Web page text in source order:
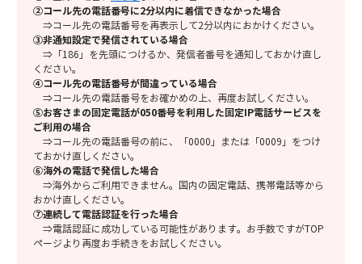
②コール先の電話番号に2分以内に着信できなかった場合
⇒コール先の電話番号を再表示して2分以内におかけください。
③非通知設定で発信されている場合
⇒「186」を先頭につけるか、発信者番号を通知しておかけ直し
ください。
④コール先の電話番号が間違っている場合
⇒コール先の電話番号をお確かめの上、再度お試しください。
⑤お客さまの固定電話が050番号を利用した固定IP電話サービスを
ご利用の場合
⇒コール先の電話番号の前に、「0000」または「0009」をつけ
ておかけ直しください。
⑥海外の電話で発信した場合
⇒海外からご利用できません。国内の固定電話、携帯電話等から
おかけ直しください。
⑦連続して電話認証を行った場合
⇒電話認証に成功している可能性があります。お手数ですがTOP
ページより再度お手続きをお試しください。